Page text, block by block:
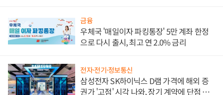
금융
우체국 '매일이자 파킹통장' 5만 계좌 한정
으로 다시 출시, 최고 연 2.0% 금리
전자·전기·정보통신
삼성전자 SK하이닉스 D램 가격에 해외 증
권가 '고점' 시각 나와, 장기 계약에 단점 부